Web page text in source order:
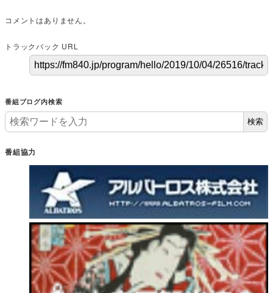
コメントはありません。
トラックバック URL
番組ブログ内検索
検索
番組協力